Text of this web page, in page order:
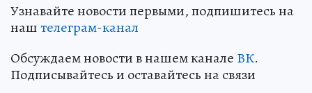
Узнавайте новости первыми, подпишитесь на
наштелеграм-канал
Обсуждаем новости в нашем канале ВК.
Подписывайтесь и оставайтесь на связи